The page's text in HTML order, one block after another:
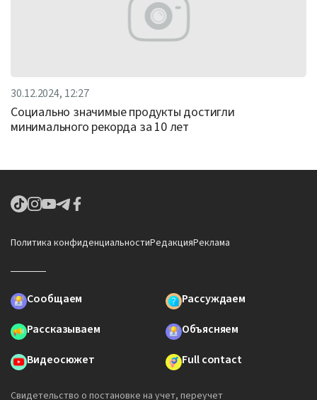
30.12.2024, 12:27
Социально значимые продукты достигли
минимального рекорда за 10 лет
Политика конфиденциальностиРедакцияРеклама
Сообщаем
Рассуждаем
Рассказываем
Объясняем
Видеосюжет
Full contact
Свидетельство о постановке на учет, переучет